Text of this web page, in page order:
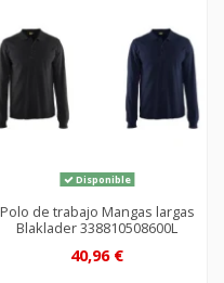
Disponible
Polo de trabajo Mangas largas
Blaklader 338810508600L
40,96 €